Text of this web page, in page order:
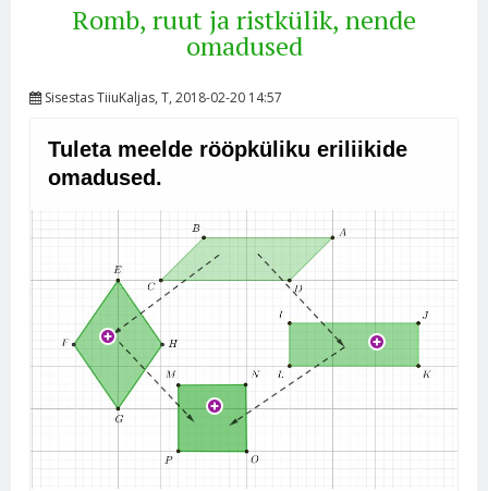
Romb, ruut ja ristkülik, nende
omadused
SisestasTiiuKaljas, T, 2018-02-20 14:57